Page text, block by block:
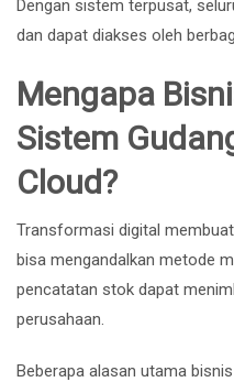
Dengan sistem terpusat,
dan dapat diakses oleh
Mengapa
Sistem
Cloud?
Transformasi digital
bisa mengandalkan metode
pencatatan stok dapat
perusahaan.
Beberapa alasan utama